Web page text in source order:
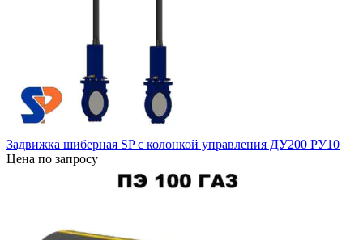
Задвижка шиберная SP с колонкой управления ДУ200 РУ10
Цена по запросу